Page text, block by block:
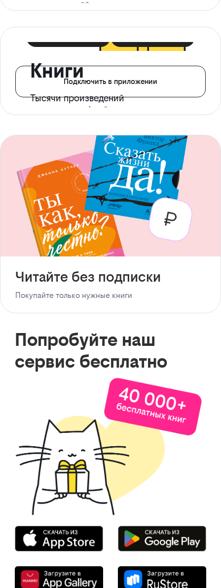
ограничений*
Книги
Тысячи произведений
с доступом офлайн
Подключить в приложении
Читайте без подписки
Покупайте только нужные книги
Попробуйте наш
сервис бесплатно